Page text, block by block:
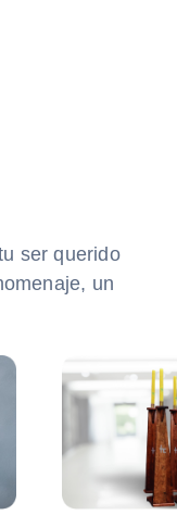
ser querido
un